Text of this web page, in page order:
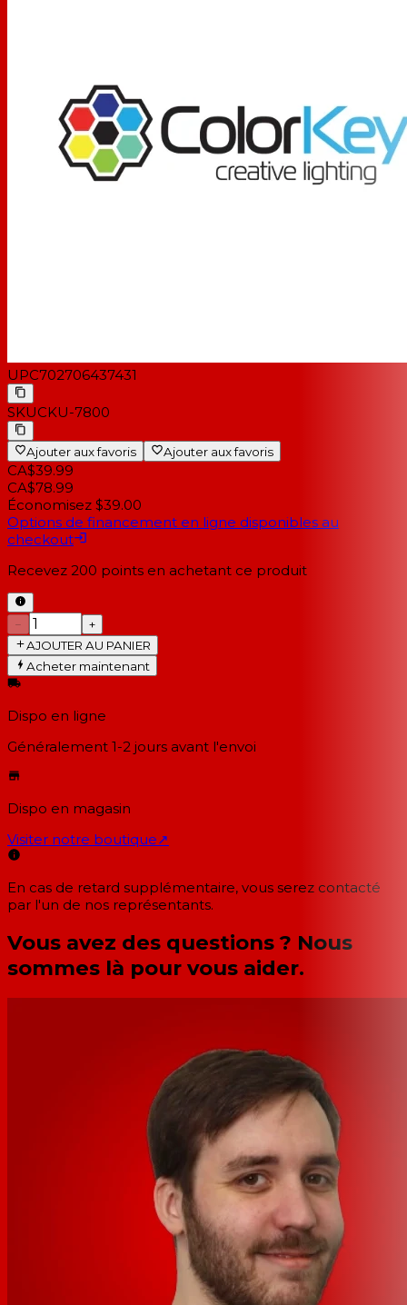
UPC702706437431
SKUCKU-7800
Ajouter aux favoris Ajouter aux favoris
CA$39.99
CA$78.99
Économisez $39.00
Options de financement en ligne disponibles au
checkout
Recevez 200 points en achetant ce produit
−
+
AJOUTER AU PANIER
Acheter maintenant
Dispo en ligne
Généralement 1-2 jours avant l'envoi
Dispo en magasin
Visiter notre boutique↗
En cas de retard supplémentaire, vous serez contacté
par l'un de nos représentants.
Vous avez des questions ? Nous
sommes là pour vous aider.